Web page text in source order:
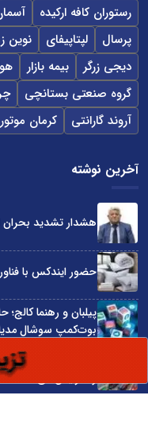
رستوران کافه ارکیده
پرسال
لپتاپیفای نوین
دیجی زرگر
بیمه بازار
گروه صنعتی بستانچی
آروند گارانتی
کرمان موتور
آخرین نوشته
هشدار تشدید بحران
حضور ایندکس با
پیلبان و رهنما
بوت‌کمپ سوشال
واردات مستقیم
را افزایش می‌دهد؟